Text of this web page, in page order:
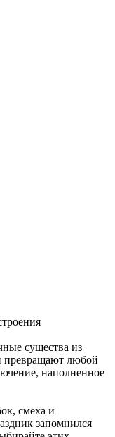
существа из
превращают любой
наполненное
смеха и
запомнился